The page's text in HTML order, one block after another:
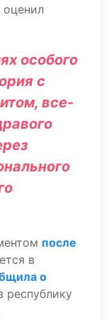
оценил
особого
с
все-
после
в
о
республику